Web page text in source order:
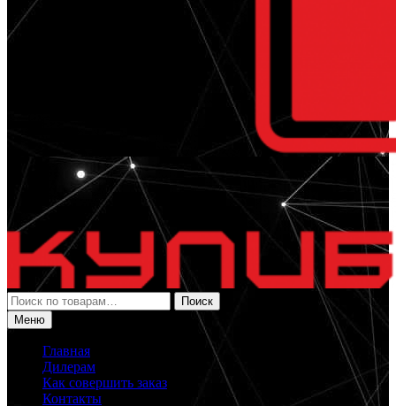
Искать:
Поиск
Меню
Главная
Дилерам
Как совершить заказ
Контакты